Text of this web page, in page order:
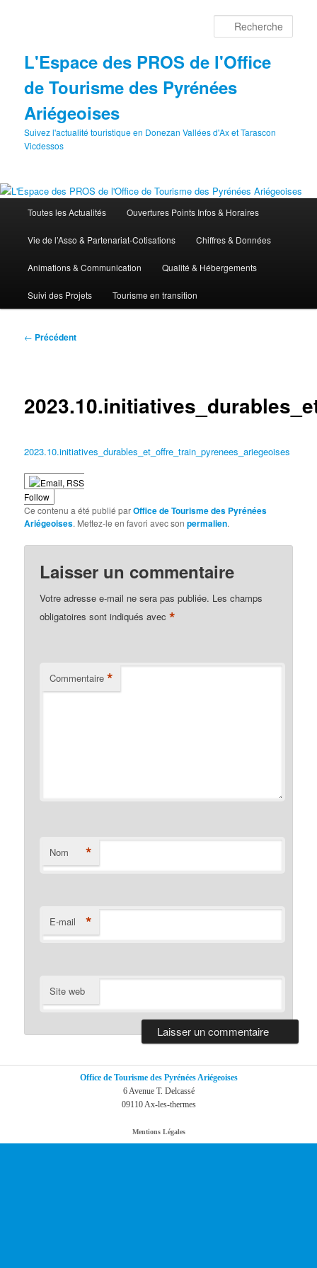
L'Espace des PROS de l'Office
de Tourisme des Pyrénées
Ariégeoises
Suivez l'actualité touristique en Donezan Vallées d'Ax et Tarascon
Vicdessos
principal
Toutes les Actualités Ouvertures Points Infos & Horaires
Vie de l’Asso & Partenariat-Cotisations Chiffres & Données
Animations & Communication Qualité & Hébergements
Suivi des Projets Tourisme en transition
Navigation
← Précédent
2023.10.initiatives_durables_et_offre_train_pyrenees_ariegeoises
Follow
Ce contenu a été publié parOffice de Tourisme des Pyrénées
Ariégeoises. Mettez-le en favori avec sonpermalien.
Laisser un commentaire
Votre adresse e-mail ne sera pas publiée. Les champs
obligatoires sont indiqués avec*
Commentaire *
Nom *
E-mail *
Site web
Office de Tourisme des Pyrénées Ariégeoises
6 Avenue T. Delcassé
09110 Ax-les-thermes
Mentions Légales